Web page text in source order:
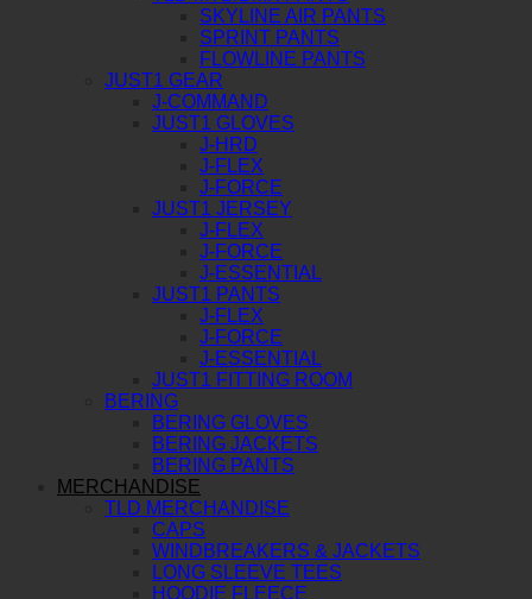
SKYLINE AIR PANTS
SPRINT PANTS
FLOWLINE PANTS
JUST1 GEAR
J-COMMAND
JUST1 GLOVES
J-HRD
J-FLEX
J-FORCE
JUST1 JERSEY
J-FLEX
J-FORCE
J-ESSENTIAL
JUST1 PANTS
J-FLEX
J-FORCE
J-ESSENTIAL
JUST1 FITTING ROOM
BERING
BERING GLOVES
BERING JACKETS
BERING PANTS
MERCHANDISE
TLD MERCHANDISE
CAPS
WINDBREAKERS & JACKETS
LONG SLEEVE TEES
HOODIE FLEECE